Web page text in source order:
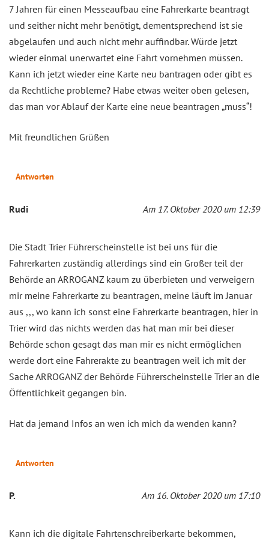
7 Jahren für einen Messeaufbau eine Fahrerkarte beantragt
und seither nicht mehr benötigt, dementsprechend ist sie
abgelaufen und auch nicht mehr auffindbar. Würde jetzt
wieder einmal unerwartet eine Fahrt vornehmen müssen.
Kann ich jetzt wieder eine Karte neu bantragen oder gibt es
da Rechtliche probleme? Habe etwas weiter oben gelesen,
das man vor Ablauf der Karte eine neue beantragen „muss“!
Mit freundlichen Grüßen
Antworten
Rudi Am 17. Oktober 2020 um 12:39
Die Stadt Trier Führerscheinstelle ist bei uns für die
Fahrerkarten zuständig allerdings sind ein Großer teil der
Behörde an ARROGANZ kaum zu überbieten und verweigern
mir meine Fahrerkarte zu beantragen, meine läuft im Januar
aus ,,, wo kann ich sonst eine Fahrerkarte beantragen, hier in
Trier wird das nichts werden das hat man mir bei dieser
Behörde schon gesagt das man mir es nicht ermöglichen
werde dort eine Fahrerakte zu beantragen weil ich mit der
Sache ARROGANZ der Behörde Führerscheinstelle Trier an die
Öffentlichkeit gegangen bin.
Hat da jemand Infos an wen ich mich da wenden kann?
Antworten
P. Am 16. Oktober 2020 um 17:10
Kann ich die digitale Fahrtenschreiberkarte bekommen,